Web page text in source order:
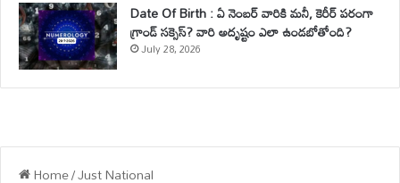
Date Of Birth : ఏ నెంబర్ వారికి మనీ, కెరీర్ పరంగా
గ్రాండ్ సక్సెస్? వారి అదృష్టం ఎలా ఉండబోతోంది?
July 28, 2026